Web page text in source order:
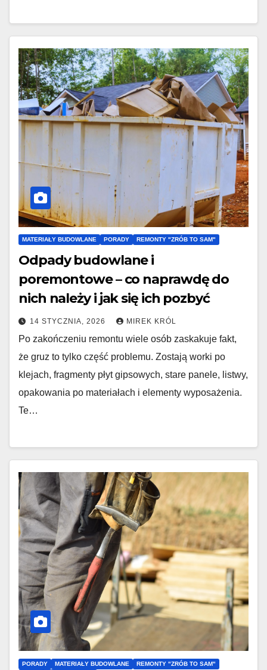
MATERIAŁY BUDOWLANE PORADY REMONTY "ZRÓB TO SAM"
Odpady budowlane i
poremontowe – co naprawdę do
nich należy i jak się ich pozbyć
14 STYCZNIA, 2026 MIREK KRÓL
Po zakończeniu remontu wiele osób zaskakuje fakt,
że gruz to tylko część problemu. Zostają worki po
klejach, fragmenty płyt gipsowych, stare panele, listwy,
opakowania po materiałach i elementy wyposażenia.
Te…
PORADY MATERIAŁY BUDOWLANE
REMONTY "ZRÓB TO SAM"